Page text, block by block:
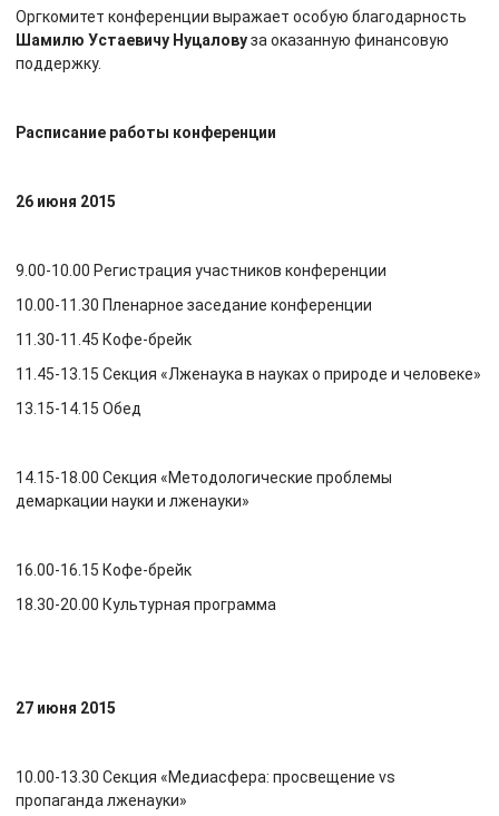
Оргкомитет конференции выражает особую благодарность
Шамилю Устаевичу Нуцаловуза оказанную финансовую
поддержку.
Расписание работы конференции
26 июня 2015
9.00-10.00 Регистрация участников конференции
10.00-11.30 Пленарное заседание конференции
11.30-11.45 Кофе-брейк
11.45-13.15 Секция «Лженаука в науках о природе и человеке»
13.15-14.15 Обед
14.15-18.00 Секция «Методологические проблемы
демаркации науки и лженауки»
16.00-16.15 Кофе-брейк
18.30-20.00 Культурная программа
27 июня 2015
10.00-13.30 Секция «Медиасфера: просвещение vs
пропаганда лженауки»